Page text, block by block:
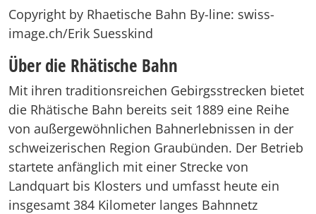
Copyright by Rhaetische Bahn By-line: swiss-
image.ch/Erik Suesskind
Über die Rhätische Bahn
Mit ihren traditionsreichen Gebirgsstrecken bietet
die Rhätische Bahn bereits seit 1889 eine Reihe
von außergewöhnlichen Bahnerlebnissen in der
schweizerischen Region Graubünden. Der Betrieb
startete anfänglich mit einer Strecke von
Landquart bis Klosters und umfasst heute ein
insgesamt 384 Kilometer langes Bahnnetz